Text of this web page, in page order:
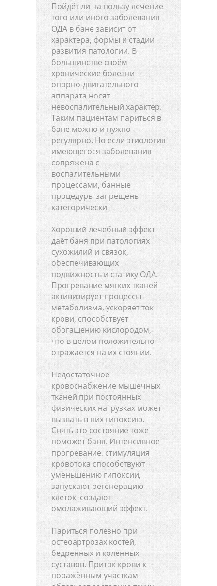
Пойдёт ли на пользу лечение
того или иного заболевания
ОДА в бане зависит от
характера, формы и стадии
развития патологии. В
большинстве своём
хронические болезни
опорно-двигательного
аппарата носят
невоспалительный характер.
Таким пациентам париться в
бане можно и нужно
регулярно. Но если этиология
имеющегося заболевания
сопряжена с
воспалительными
процессами, банные
процедуры запрещены
категорически.
Хороший лечебный эффект
даёт баня при патологиях
сухожилий и связок,
обеспечивающих
подвижность и статику ОДА.
Прогревание мягких тканей
активизирует процессы
метаболизма, ускоряет ток
крови, способствует
обогащению кислородом,
что в целом положительно
отражается на их стоянии.
Недостаточное
кровоснабжение мышечных
тканей при постоянных
физических нагрузках может
вызвать в них гипоксию.
Снять это состояние тоже
поможет баня. Интенсивное
прогревание, стимуляция
кровотока способствуют
уменьшению гипоксии,
запускают регенерацию
клеток, создают
омолаживающий эффект.
Париться полезно при
остеоартрозах костей,
бедренных и коленных
суставов. Приток крови к
поражённым участкам